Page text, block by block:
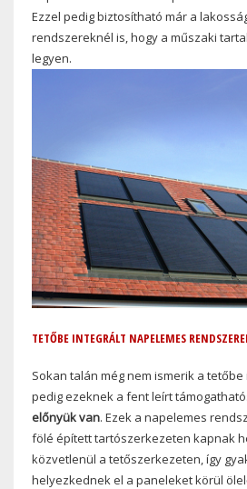
Ezzel pedig biztosítható már a
rendszereknél is, hogy a műszaki
legyen.
TETŐBE INTEGRÁLT NAPELEMES
Sokan talán még nem ismerik a
pedig ezeknek a fent leírt
előnyük van. Ezek a napelemes
fölé épített tartószerkezeten kapnak
közvetlenül a tetőszerkezeten, így
helyezkednek el a paneleket körül